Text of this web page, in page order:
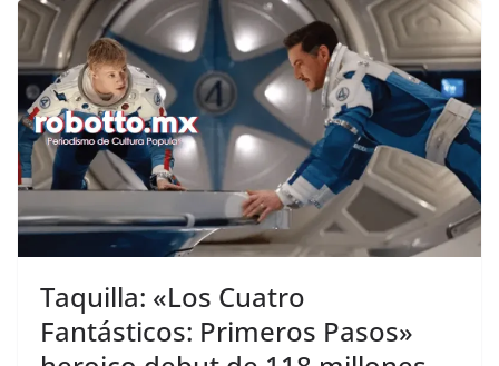
Taquilla: «Los Cuatro
Fantásticos: Primeros Pasos»